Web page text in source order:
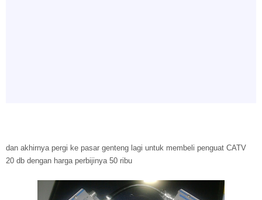
dan akhirnya pergi ke pasar genteng lagi untuk membeli penguat CATV
20 db dengan harga perbijinya 50 ribu